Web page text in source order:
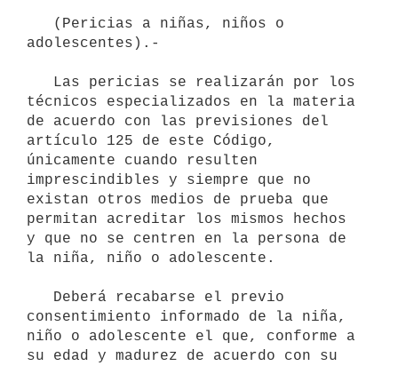
adolescentes).-
técnicos especializados en la materia
de acuerdo con las previsiones del
artículo 125 de este Código,
únicamente cuando resulten
imprescindibles y siempre que no
existan otros medios de prueba que
permitan acreditar los mismos hechos
y que no se centren en la persona de
la niña, niño o adolescente.
consentimiento informado de la niña,
niño o adolescente el que, conforme a
su edad y madurez de acuerdo con su